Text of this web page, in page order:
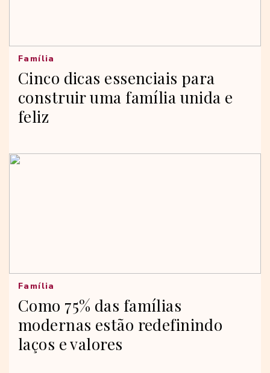
Cinco dicas essenciais para
construir uma família unida e
feliz
Família
Como 75% das famílias
modernas estão redefinindo
laços e valores
Família